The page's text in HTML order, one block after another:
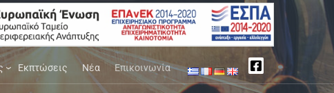
Εκπτώσεις Νέα Επικοινωνία